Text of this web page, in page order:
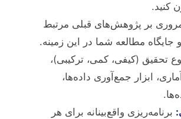
کنید.
بر پژوهش‌های قبلی مرتبط
مطالعه شما در این زمینه.
تحقیق (کیفی، کمی، ترکیبی)،
ابزار جمع‌آوری داده‌ها،
برنامه‌ریزی واقع‌بینانه برای هر